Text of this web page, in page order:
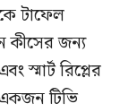
টাফেল
কীসের জন্য
স্মার্ট রিপ্লের
টিভি